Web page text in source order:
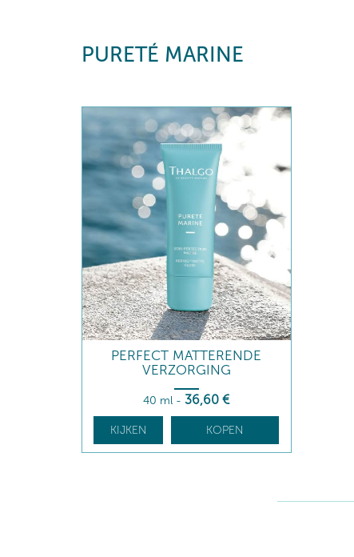
PURETÉ MARINE
PERFECT MATTERENDE
VERZORGING
40 ml -36,60 €
KIJKEN KOPEN